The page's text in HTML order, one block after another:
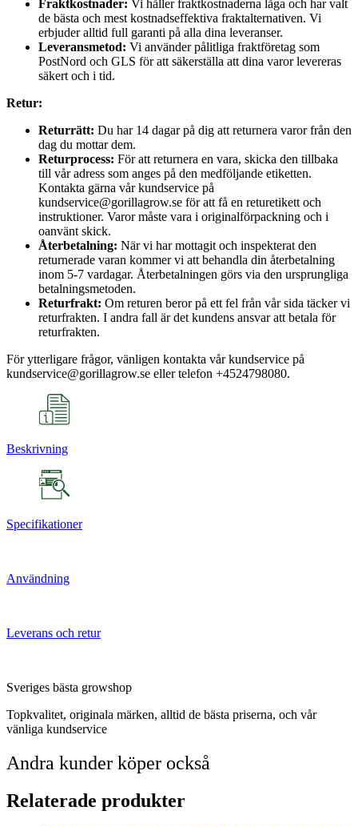
Fraktkostnader: Vi håller fraktkostnaderna låga och har valt
de bästa och mest kostnadseffektiva fraktalternativen. Vi
erbjuder alltid full garanti på alla dina leveranser.
Leveransmetod: Vi använder pålitliga fraktföretag som
PostNord och GLS för att säkerställa att dina varor levereras
säkert och i tid.
Retur:
Returrätt: Du har 14 dagar på dig att returnera varor från den
dag du mottar dem.
Returprocess: För att returnera en vara, skicka den tillbaka
till vår adress som anges på den medföljande etiketten.
Kontakta gärna vår kundservice på
kundservice@gorillagrow.se för att få en returetikett och
instruktioner. Varor måste vara i originalförpackning och i
oanvänt skick.
Återbetalning: När vi har mottagit och inspekterat den
returnerade varan kommer vi att behandla din återbetalning
inom 5-7 vardagar. Återbetalningen görs via den ursprungliga
betalningsmetoden.
Returfrakt: Om returen beror på ett fel från vår sida täcker vi
returfrakten. I andra fall är det kundens ansvar att betala för
returfrakten.
För ytterligare frågor, vänligen kontakta vår kundservice på
kundservice@gorillagrow.se eller telefon +4524798080.
Beskrivning
Specifikationer
Användning
Leverans och retur
Sveriges bästa growshop
Topkvalitet, originala märken, alltid de bästa priserna, och vår
vänliga kundservice
Andra kunder köper också
Relaterade produkter